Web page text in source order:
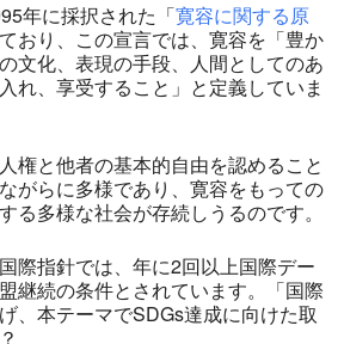
年に採択された「寛容に関する原
おり、この宣言では、寛容を「豊か
文化、表現の手段、人間としてのあ
れ、享受すること」と定義していま
権と他者の基本的自由を認めること
がらに多様であり、寛容をもっての
る多様な社会が存続しうるのです。
際指針では、年に2回以上国際デー
継続の条件とされています。「国際
、本テーマでSDGs達成に向けた取